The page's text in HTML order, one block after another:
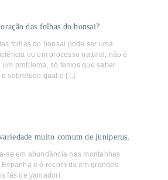
das folhas do bonsai?
folhas do bonsai pode ser uma
ou um processo natural, não é
um problema, só temos que saber
sobretudo qual o [...]
muito comum de juniperus.
se em abundância nas montanhas
e é recolhida em grandes
fãs de yamadori.